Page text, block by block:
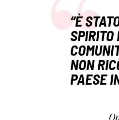
“È
NON
PAESE